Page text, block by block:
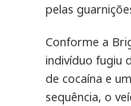
pelas
Conforme a
indivíduo fugiu
de cocaína e
sequência, o